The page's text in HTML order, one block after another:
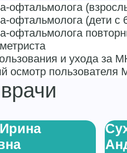
офтальмолога
офтальмолога (дети с
офтальмолога
и ухода за
осмотр